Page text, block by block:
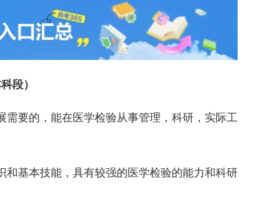
段）
要的，能在医学检验从事管理，科研，实际工
基本技能，具有较强的医学检验的能力和科研